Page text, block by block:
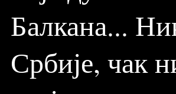
Балкана...
Србије, чак